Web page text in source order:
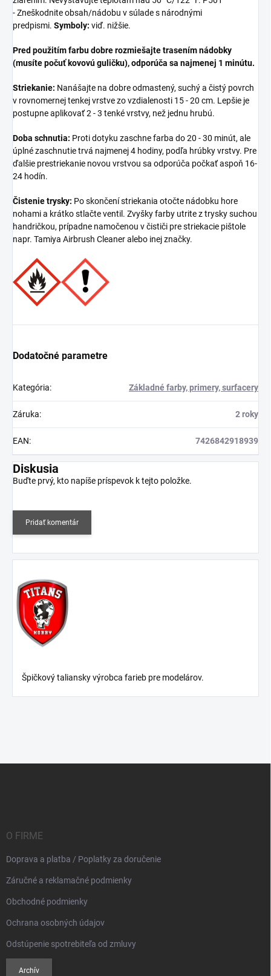
- Zneškodnite obsah/nádobu v súlade s národnými
predpismi. Symboly: viď. nižšie.
Pred použitím farbu dobre rozmiešajte trasením nádobky
(musíte počuť kovovú guličku), odporúča sa najmenej 1 minútu.
Striekanie: Nanášajte na dobre odmastený, suchý a čistý povrch
v rovnomernej tenkej vrstve zo vzdialenosti 15 - 20 cm. Lepšie je
postupne aplikovať 2 - 3 tenké vrstvy, než jednu hrubú.
Doba schnutia: Proti dotyku zaschne farba do 20 - 30 minút, ale
úplné zaschnutie trvá najmenej 4 hodiny, podľa hrúbky vrstvy. Pre
ďalšie prestriekanie novou vrstvou sa odporúča počkať aspoň 16-
24 hodín.
Čistenie trysky: Po skončení striekania otočte nádobku hore
nohami a krátko stlačte ventil. Zvyšky farby utrite z trysky suchou
handričkou, prípadne namočenou v čističi pre striekacie pištole
napr. Tamiya Airbrush Cleaner alebo inej značky.
Dodatočné parametre
Kategória: Základné farby, primery, surfacery
Záruka: 2 roky
EAN: 7426842918939
Diskusia
Buďte prvý, kto napíše príspevok k tejto položke.
Pridať komentár
Špičkový taliansky výrobca farieb pre modelárov.
O FIRME
Doprava a platba / Poplatky za doručenie
Záručné a reklamačné podmienky
Obchodné podmienky
Ochrana osobných údajov
Odstúpenie spotrebiteľa od zmluvy
Archív